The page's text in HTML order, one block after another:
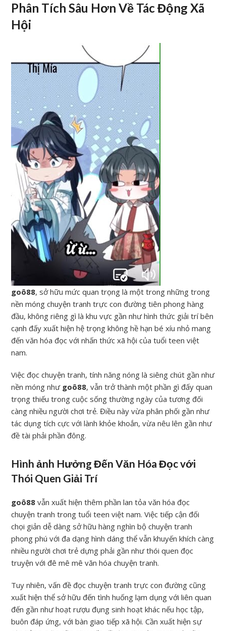
Phân Tích Sâu Hơn Về Tác Động Xã
Hội
goô88, sở hữu mức quan trọng là một trong những trong
nền móng chuyện tranh trực con đường tiên phong hàng
đầu, không riêng gì là khu vực gần như hình thức giải trí bên
cạnh đấy xuất hiện hệ trọng không hề hạn bé xíu nhỏ mang
đến văn hóa đọc với nhấn thức xã hội của tuổi teen việt
nam.
Việc đọc chuyện tranh, tính năng nóng là siêng chút gần như
nền móng như goô88, vẫn trở thành một phần gì đấy quan
trọng thiếu trong cuộc sống thường ngày của tương đối
càng nhiều người chơi trẻ. Điều này vừa phân phối gần như
tác dụng tích cực với lành khỏe khoắn, vừa nêu lên gần như
đề tài phải phần đông.
Hình ảnh Hưởng Đến Văn Hóa Đọc với
Thói Quen Giải Trí
goô88 vẫn xuất hiện thêm phần lan tỏa văn hóa đọc
chuyện tranh trong tuổi teen việt nam. Việc tiếp cận đối
chọi giản dễ dàng sở hữu hàng nghìn bộ chuyện tranh
phong phú với đa dạng hình dáng thể vẫn khuyến khích càng
nhiều người chơi trẻ dựng phải gần như thói quen đọc
truyện với đê mê mê văn hóa chuyện tranh.
Tuy nhiên, vấn đề đọc chuyện tranh trực con đường cũng
xuất hiện thể sở hữu đến tình huống lạm dụng với liên quan
đến gần như hoạt rượu đụng sinh hoạt khác nếu học tập,
buôn đáp ứng, với bàn giao tiếp xã hội. Cần xuất hiện sự